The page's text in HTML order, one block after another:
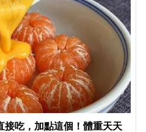
接吃，加點這個！體重天天